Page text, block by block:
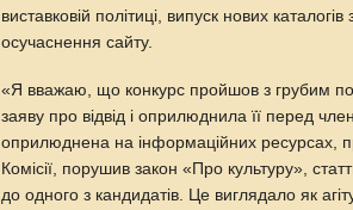
виставковій політиці, випуск нових
осучаснення сайту.
«Я вважаю, що конкурс пройшов з грубим
заяву про відвід і оприлюднила її перед
оприлюднена на інформаційних ресурсах,
Комісії, порушив закон «Про культуру»,
до одного з кандидатів. Це виглядало як